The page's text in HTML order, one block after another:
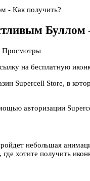
Просмотры
на бесплатную
Supercell Store, в
авторизации
небольшая
хотите получить